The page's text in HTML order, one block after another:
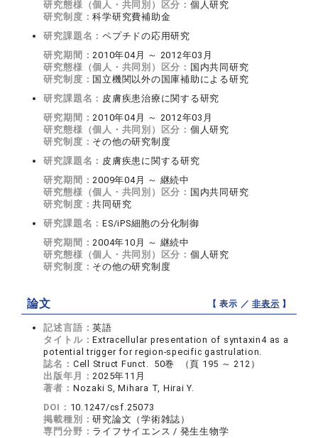
研究態様（個人・共同別）区分： 個人研究
研究制度：科学研究費補助金
研究課題名：ペプチドの応用研究
研究期間：2010年04月 ～ 2012年03月
研究態様（個人・共同別）区分： 国内共同研究
研究制度： 国立機関以外の国庫補助による研究
研究課題名： 皮膚疾患治療に関する研究
研究期間：2010年04月 ～ 2012年03月
研究態様（個人・共同別）区分： 個人研究
研究制度： その他の研究制度
研究課題名： 皮膚疾患に関する研究
研究期間：2009年04月 ～ 継続中
研究態様（個人・共同別）区分： 国内共同研究
研究制度：共同研究
研究課題名：ES/iPS細胞の分化制御
研究期間：2004年10月 ～ 継続中
研究態様（個人・共同別）区分： 個人研究
研究制度： その他の研究制度
論文 【 表示 ／非表示 】
記述言語：英語
タイトル：Extracellular presentation of syntaxin4 as a
potential trigger for region-specific gastrulation.
誌名： Cell Struct Funct. 50巻 （頁 195 ～ 212）
出版年月：2025年11月
著者： Nozaki S, Mihara T, Hirai Y.
DOI： 10.1247/csf.25073
掲載種別：研究論文（学術雑誌）
専門分野： ライフサイエンス / 発生生物学